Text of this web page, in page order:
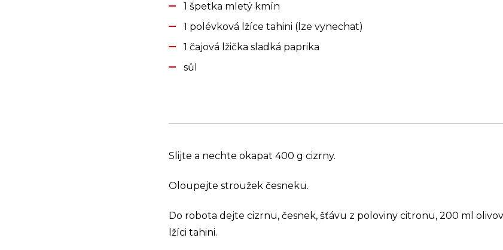
1 špetka mletý kmín
1 polévková lžíce tahini (lze vynechat)
1 čajová lžička sladká paprika
sůl
Slijte a nechte okapat 400 g cizrny.
Oloupejte stroužek česneku.
Do robota dejte cizrnu, česnek, šťávu z poloviny citronu, 200 ml
lžíci tahini.